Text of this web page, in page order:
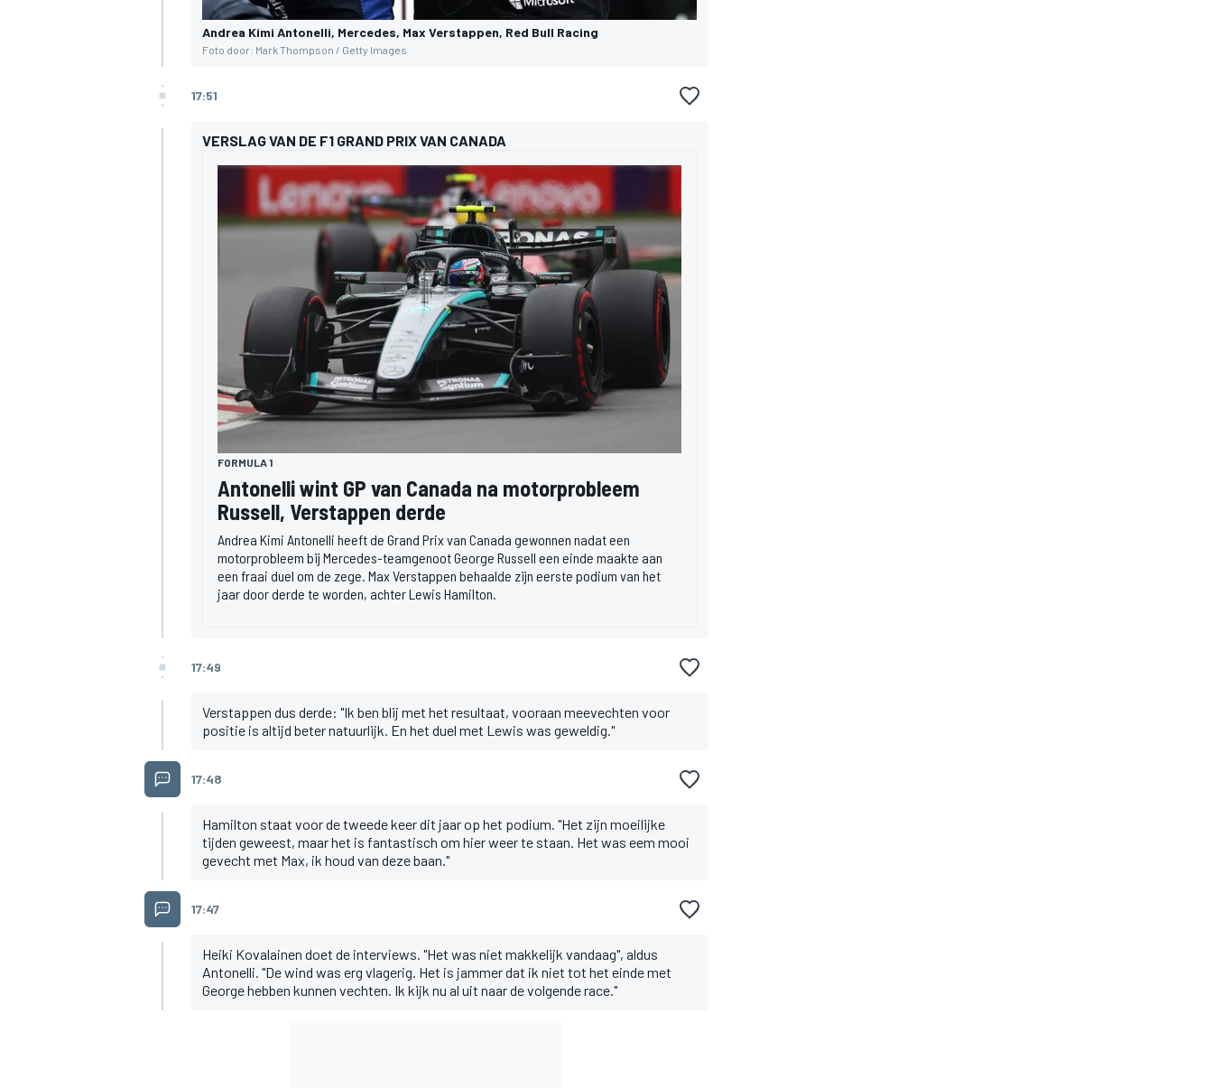
MEER RACEKLASSEN
Andrea Kimi Antonelli, Mercedes, Max Verstappen, Red Bull Racing
Foto door: Mark Thompson / Getty Images
17:51
VERSLAG VAN DE F1 GRAND PRIX VAN CANADA
FORMULA 1
Antonelli wint GP van Canada na motorprobleem
Russell, Verstappen derde
Andrea Kimi Antonelli heeft de Grand Prix van Canada gewonnen nadat een
motorprobleem bij Mercedes-teamgenoot George Russell een einde maakte aan
een fraai duel om de zege. Max Verstappen behaalde zijn eerste podium van het
jaar door derde te worden, achter Lewis Hamilton.
17:49
Verstappen dus derde: "Ik ben blij met het resultaat, vooraan meevechten voor
positie is altijd beter natuurlijk. En het duel met Lewis was geweldig."
17:48
Hamilton staat voor de tweede keer dit jaar op het podium. "Het zijn moeilijke
tijden geweest, maar het is fantastisch om hier weer te staan. Het was eem mooi
gevecht met Max, ik houd van deze baan."
17:47
Heiki Kovalainen doet de interviews. "Het was niet makkelijk vandaag", aldus
Antonelli. "De wind was erg vlagerig. Het is jammer dat ik niet tot het einde met
George hebben kunnen vechten. Ik kijk nu al uit naar de volgende race."